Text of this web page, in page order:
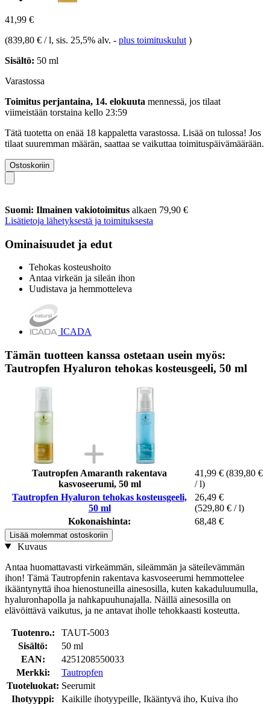
41,99 €
(839,80 € / l, sis. 25,5% alv. - plus toimituskulut )
Sisältö: 50 ml
Varastossa
Toimitus perjantaina, 14. elokuuta mennessä, jos tilaat
viimeistään torstaina kello 23:59
Tätä tuotetta on enää 18 kappaletta varastossa. Lisää on tulossa! Jos
tilaat suuremman määrän, saattaa se vaikuttaa toimituspäivämäärään.
Ostoskoriin
Suomi: Ilmainen vakiotoimitus alkaen 79,90 €
Lisätietoja lähetyksestä ja toimituksesta
Ominaisuudet ja edut
Tehokas kosteushoito
Antaa virkeän ja sileän ihon
Uudistava ja hemmotteleva
ICADA
Tämän tuotteen kanssa ostetaan usein myös:
Tautropfen Hyaluron tehokas kosteusgeeli, 50 ml
Tautropfen Amaranth rakentava
kasvoseerumi, 50 ml
41,99 € (839,80 €
/ l)
Tautropfen Hyaluron tehokas kosteusgeeli,
50 ml
26,49 €
(529,80 € / l)
Kokonaishinta:
68,48 €
Lisää molemmat ostoskoriin
Kuvaus
Antaa huomattavasti virkeämmän, sileämmän ja säteilevämmän
ihon! Tämä Tautropfenin rakentava kasvoseerumi hemmottelee
ikääntynyttä ihoa hienostuneilla ainesosilla, kuten kakaduluumulla,
hyaluronhapolla ja nahkapuuhunajalla. Näillä ainesosilla on
elävöittävä vaikutus, ja ne antavat iholle tehokkaasti kosteutta.
Tuotenro.:
TAUT-5003
Sisältö:
50 ml
EAN:
4251208550033
Merkki:
Tautropfen
Tuoteluokat: Seerumit
Ihotyyppi:
Kaikille ihotyypeille, Ikääntyvä iho, Kuiva iho